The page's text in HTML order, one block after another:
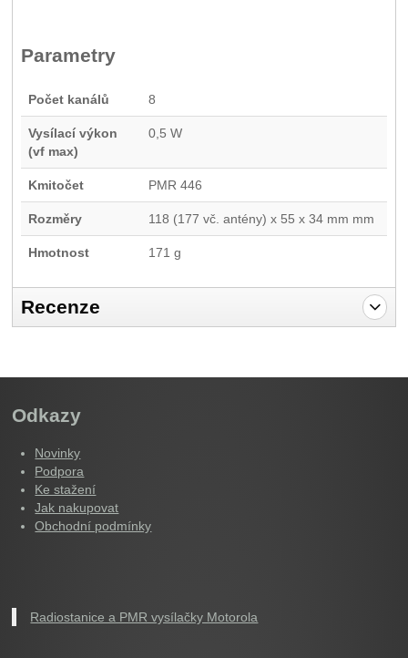
Parametry
Počet kanálů 8
Vysílací výkon
(vf max)
0,5 W
Kmitočet PMR 446
Rozměry 118 (177 vč. antény) x 55 x 34 mm mm
Hmotnost 171 g
Recenze
Odkazy
Novinky
Podpora
Ke stažení
Jak nakupovat
Obchodní podmínky
Radiostanice a PMR vysílačky Motorola